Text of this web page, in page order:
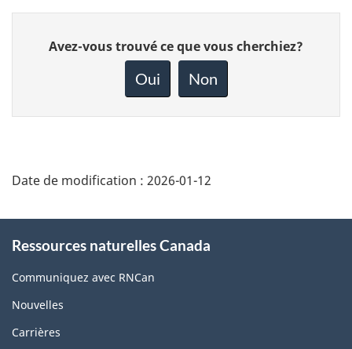
Donnez
votre
page
Avez-vous trouvé ce que vous cherchiez?
Oui Non
Date de modification : 2026-01-12
this
site
Ressources naturelles Canada
Communiquez avec RNCan
Nouvelles
Carrières